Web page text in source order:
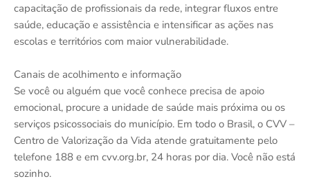
capacitação de profissionais da rede, integrar fluxos entre
saúde, educação e assistência e intensificar as ações nas
escolas e territórios com maior vulnerabilidade.
Canais de acolhimento e informação
Se você ou alguém que você conhece precisa de apoio
emocional, procure a unidade de saúde mais próxima ou os
serviços psicossociais do município. Em todo o Brasil, o CVV –
Centro de Valorização da Vida atende gratuitamente pelo
telefone 188 e em cvv.org.br, 24 horas por dia. Você não está
sozinho.